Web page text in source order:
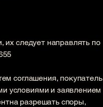
их следует направлять по
соглашения, покупатель
условиями и заявлением
разрешать споры,